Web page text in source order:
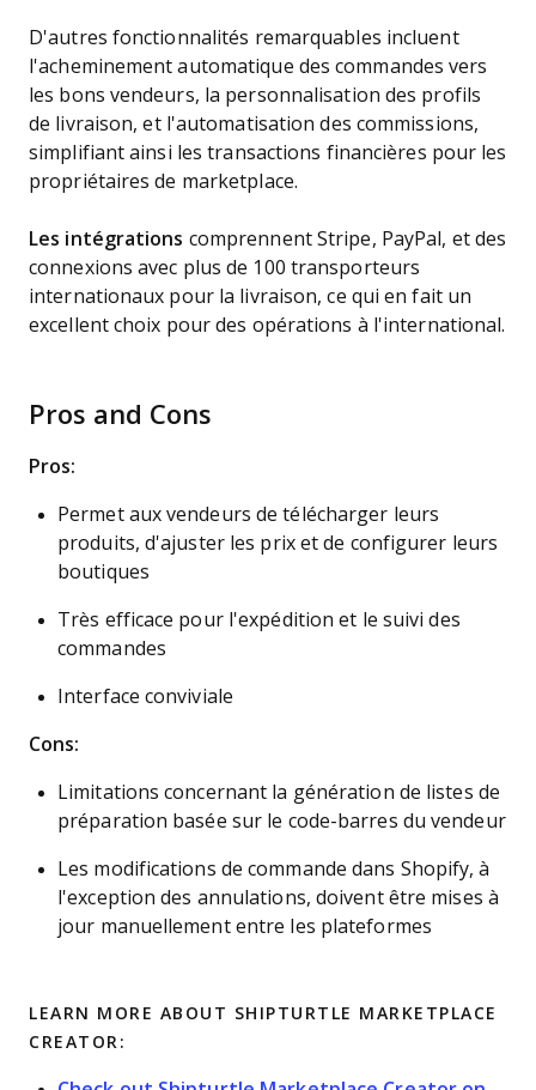
D'autres fonctionnalités remarquables incluent
l'acheminement automatique des commandes vers
les bons vendeurs, la personnalisation des profils
de livraison, et l'automatisation des commissions,
simplifiant ainsi les transactions financières pour les
propriétaires de marketplace.
Les intégrations comprennent Stripe, PayPal, et des
connexions avec plus de 100 transporteurs
internationaux pour la livraison, ce qui en fait un
excellent choix pour des opérations à l'international.
Pros and Cons
Pros:
Permet aux vendeurs de télécharger leurs
produits, d'ajuster les prix et de configurer leurs
boutiques
Très efficace pour l'expédition et le suivi des
commandes
Interface conviviale
Cons:
Limitations concernant la génération de listes de
préparation basée sur le code-barres du vendeur
Les modifications de commande dans Shopify, à
l'exception des annulations, doivent être mises à
jour manuellement entre les plateformes
LEARN MORE ABOUT SHIPTURTLE MARKETPLACE
CREATOR: